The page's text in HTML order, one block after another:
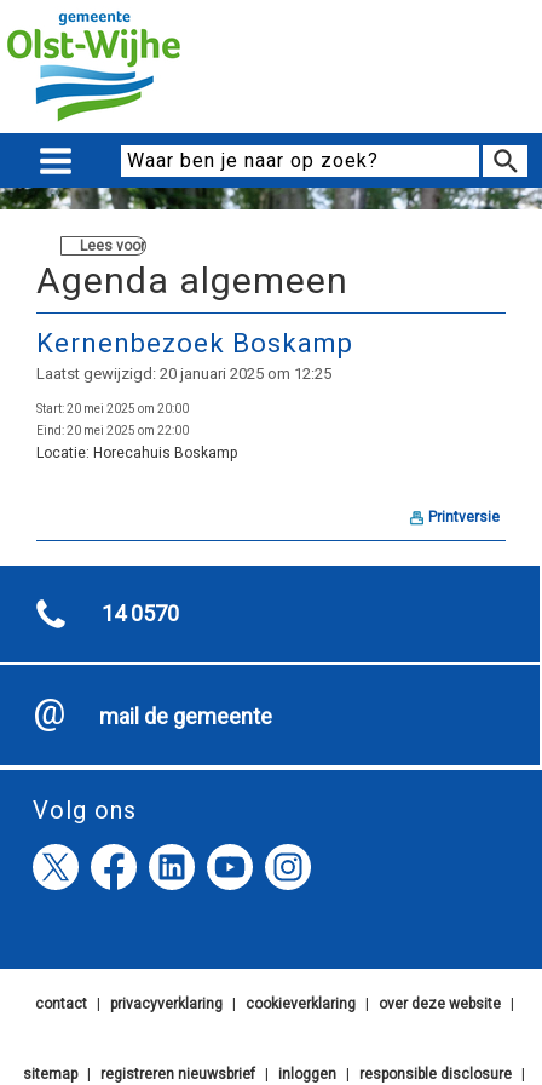
Lees voor
Agenda algemeen
Kernenbezoek Boskamp
Laatst gewijzigd: 20 januari 2025 om 12:25
Start:20 mei 2025 om 20:00
Eind:20 mei 2025 om 22:00
Locatie: Horecahuis Boskamp
Printversie
14 0570
mail de gemeente
Volg ons
contact privacyverklaring cookieverklaring over deze website
sitemap registreren nieuwsbrief inloggen responsible disclosure